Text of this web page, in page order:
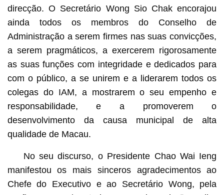
direcção. O Secretário Wong Sio Chak encorajou
ainda todos os membros do Conselho de
Administração a serem firmes nas suas convicções,
a serem pragmáticos, a exercerem rigorosamente
as suas funções com integridade e dedicados para
com o público, a se unirem e a liderarem todos os
colegas do IAM, a mostrarem o seu empenho e
responsabilidade, e a promoverem o
desenvolvimento da causa municipal de alta
qualidade de Macau.
No seu discurso, o Presidente Chao Wai Ieng
manifestou os mais sinceros agradecimentos ao
Chefe do Executivo e ao Secretário Wong, pela